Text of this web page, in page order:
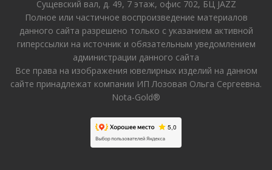
Сущевский вал, д. 49, 7 этаж, офис 702, БЦ JAZZ
Полное или частичное воспроизведение материалов
данного сайта разрешено только с указанием активной
гиперссылки на источник и обязательным уведомлением
администрации данного сайта
Все права на изображения ювелирных изделий на данном
сайте принадлежат компании ИП Лозовая Ольга Сергеевна.
Nota-Gold®